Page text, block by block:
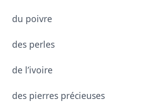
du poivre
des perles
de l’ivoire
des pierres précieuses